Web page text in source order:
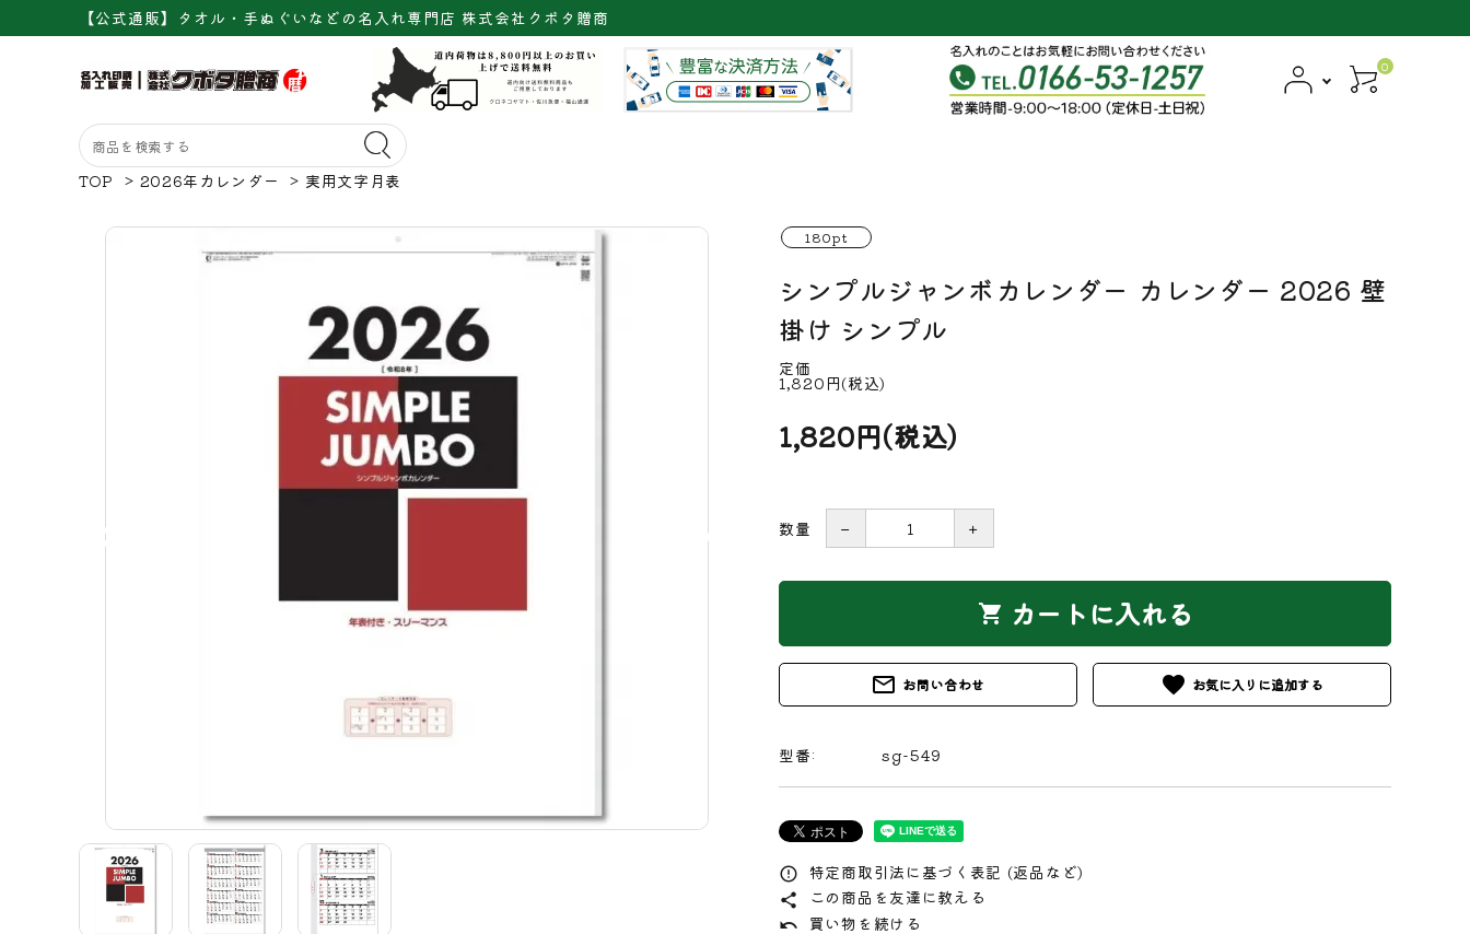
【公式通販】タオル・手ぬぐいなどの名入れ専門店 株式会社クボタ贈商
0
TOP > 2026年カレンダー > 実用文字月表
180pt
シンプルジャンボカレンダー カレンダー 2026 壁
掛け シンプル
定価
1,820円(税込)
1,820円(税込)
数量 － ＋
shopping_cart カートに入れる
mail_outline お問い合わせ favorite
型番: sg-549
error_outline 特定商取引法に基づく表記 (返品など)
share この商品を友達に教える
undo 買い物を続ける